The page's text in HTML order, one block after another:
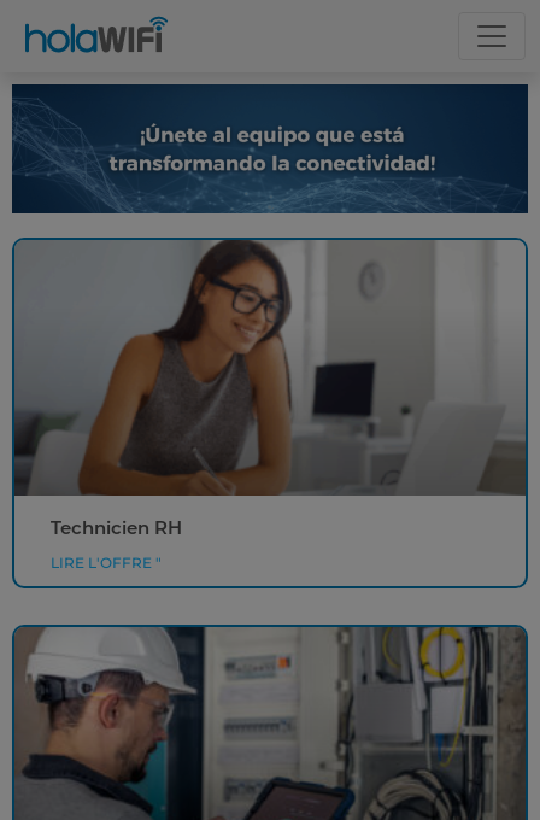
Technicien RH
LIRE L'OFFRE "